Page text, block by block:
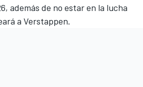
además de no estar en la lucha
a Verstappen.